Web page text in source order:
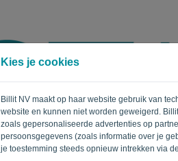
Kies je cookies
Billit NV maakt op haar website gebruik van
website en kunnen niet worden geweigerd.
zoals gepersonaliseerde advertenties op
persoonsgegevens (zoals informatie over je
je toestemming steeds opnieuw intrekken via